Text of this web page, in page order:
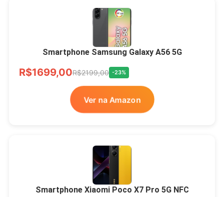
Smartphone Samsung Galaxy A56 5G
R$1699,00R$2199,00 -23%
Ver na Amazon
Smartphone Xiaomi Poco X7 Pro 5G NFC